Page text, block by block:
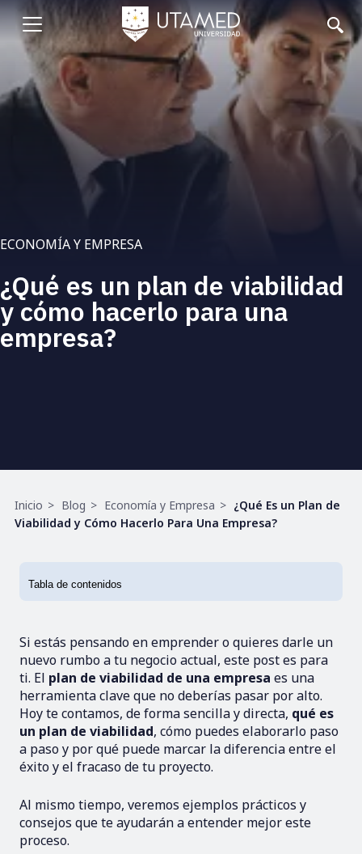
Pasar
al
contenido
principal
Abrir
menu
ECONOMÍA Y EMPRESA
¿Qué es un plan de viabilidad
y cómo hacerlo para una
empresa?
Ruta
de
Inicio Blog Economía y Empresa
¿Qué Es un Plan de
Viabilidad y Cómo Hacerlo Para Una Empresa?
Si estás pensando en emprender o quieres darle un
nuevo rumbo a tu negocio actual, este post es para
ti. El plan de viabilidad de una empresa es una
herramienta clave que no deberías pasar por alto.
Hoy te contamos, de forma sencilla y directa, qué es
un plan de viabilidad, cómo puedes elaborarlo paso
a paso y por qué puede marcar la diferencia entre el
éxito y el fracaso de tu proyecto.
Al mismo tiempo, veremos ejemplos prácticos y
consejos que te ayudarán a entender mejor este
proceso.